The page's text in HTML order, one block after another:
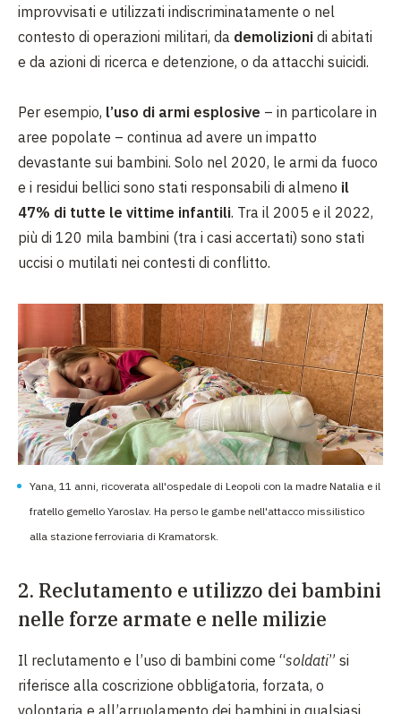
improvvisati e utilizzati indiscriminatamente o nel
contesto di operazioni militari, da demolizioni di abitati
e da azioni di ricerca e detenzione, o da attacchi suicidi.
Per esempio, l’uso di armi esplosive – in particolare in
aree popolate – continua ad avere un impatto
devastante sui bambini. Solo nel 2020, le armi da fuoco
e i residui bellici sono stati responsabili di almeno il
47% di tutte le vittime infantili. Tra il 2005 e il 2022,
più di 120 mila bambini (tra i casi accertati) sono stati
uccisi o mutilati nei contesti di conflitto.
Yana, 11 anni, ricoverata all'ospedale di Leopoli con la madre Natalia e il
fratello gemello Yaroslav. Ha perso le gambe nell'attacco missilistico
alla stazione ferroviaria di Kramatorsk.
2. Reclutamento e utilizzo dei bambini
nelle forze armate e nelle milizie
Il reclutamento e l’uso di bambini come “soldati” si
riferisce alla coscrizione obbligatoria, forzata, o
volontaria e all’arruolamento dei bambini in qualsiasi